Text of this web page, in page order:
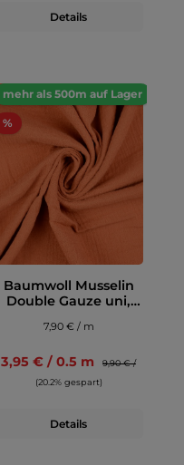
Details
mehr als 500m auf Lager
%
Baumwoll Musselin
Double Gauze uni,
7,90 € / m
3,95 € / 0.5 m
9,90 € /
(20.2% gespart)
Details